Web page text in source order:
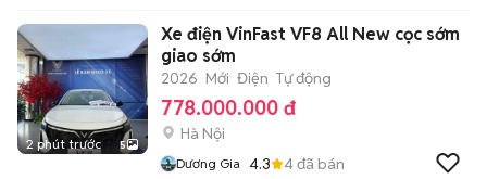
2 phút trước 5
Xe điện VinFast VF8 All New cọc sớm
giao sớm
2026 Mới Điện Tự động
778.000.000 đ
Hà Nội
Dương Gia 4.3 4đã bán